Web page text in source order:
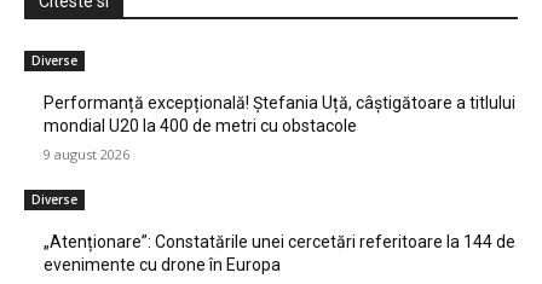
Diverse
Performanță excepțională! Ștefania Uță, câștigătoare a titlului
mondial U20 la 400 de metri cu obstacole
9 august 2026
Diverse
„Atenționare”: Constatările unei cercetări referitoare la 144 de
evenimente cu drone în Europa